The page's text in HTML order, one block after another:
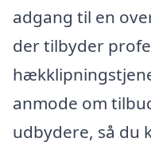
adgang til en
der tilbyder
anmode om
udbydere, så du